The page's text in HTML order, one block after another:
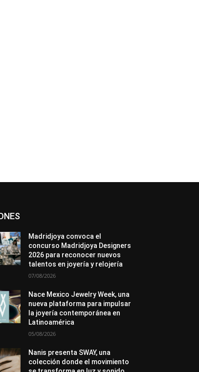
Asociaciones
En tendencia
In memoriam
La Pluma de Pedro Pérez
México
Mundo Técnico
Novedades
Opiniones
Perspectiva
Premios
Secciones
Sin categoría
Sucesos
Madridjoya convoca el
concurso Madridjoya Designers
2026 para reconocer nuevos
talentos en joyería y relojería
07/08/2026
Nace Mexico Jewelry Week, una
nueva plataforma para impulsar
la joyería contemporánea en
Latinoamérica
05/08/2026
Nanis presenta SWAY, una
colección donde el movimiento